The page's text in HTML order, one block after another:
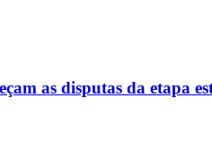
as disputas da etapa